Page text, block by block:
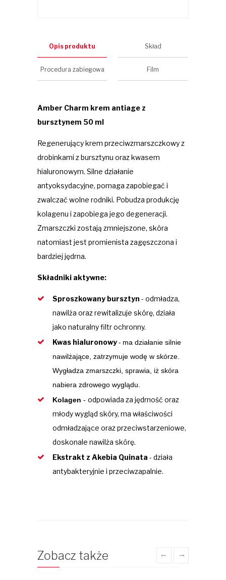
Opis produktu Skład
Procedura zabiegowa Film
Amber Charm krem antiage z
bursztynem 50 ml
Regenerujący krem przeciwzmarszczkowy z
drobinkami z bursztynu oraz kwasem
hialuronowym. Silne działanie
antyoksydacyjne, pomaga zapobiegać i
zwalczać wolne rodniki. Pobudza produkcję
kolagenu i zapobiega jego degeneracji.
Zmarszczki zostają zmniejszone, skóra
natomiast jest promienista zagęszczona i
bardziej jędrna.
Składniki aktywne:
Sproszkowany bursztyn - odmładza,
nawilża oraz rewitalizuje skórę, działa
jako naturalny filtr ochronny.
Kwas hialuronowy- ma działanie silnie
nawilżające, zatrzymuje wodę w skórze.
Wygładza zmarszczki, sprawia, iż skóra
nabiera zdrowego wyglądu.
Kolagen - odpowiada za jędrność oraz
młody wygląd skóry, ma właściwości
odmładzające oraz przeciwstarzeniowe,
doskonale nawilża skórę.
Ekstrakt z Akebia Quinata - działa
antybakteryjnie i przeciwzapalnie.
Zobacz także